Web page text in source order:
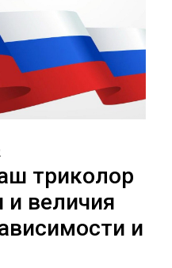
триколор
величия
и